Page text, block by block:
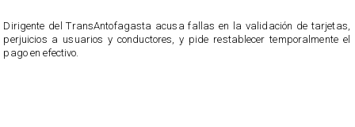
​Dirigente del TransAntofagasta acusa fallas en la validación de tarjetas,
perjuicios a usuarios y conductores, y pide restablecer temporalmente el
pago en efectivo.